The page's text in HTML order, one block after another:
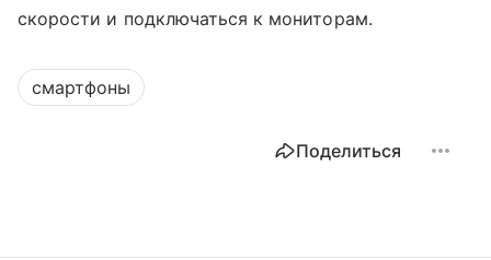
скорости и подключаться к мониторам.
смартфоны
Поделиться